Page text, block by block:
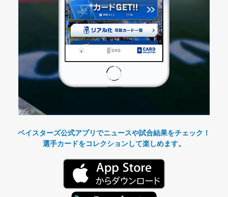
ベイスターズ公式アプリでニュースや試合結果をチェック！
選手カードをコレクションして楽しめます。